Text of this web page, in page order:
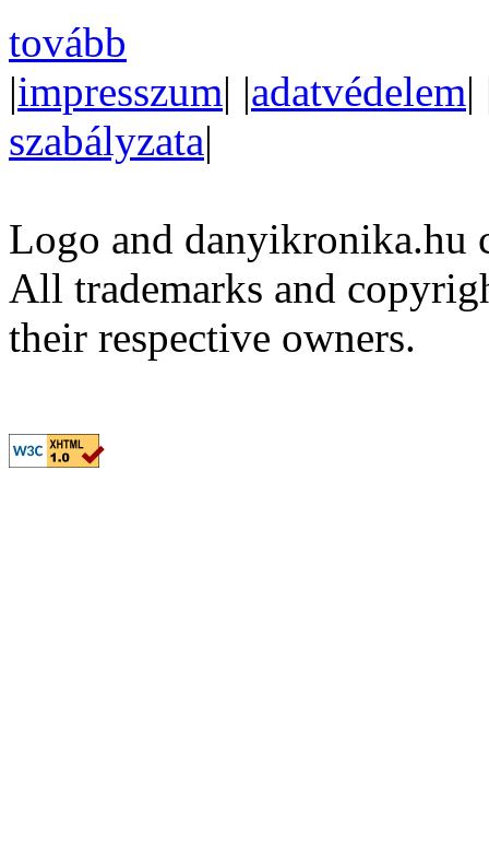
tovább
|impresszum| |adatvédelem|
szabályzata|
Logo and
All trademarks and
their respective owners.